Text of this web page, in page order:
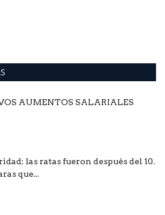
AUMENTOS SALARIALES
las ratas fueron después del 10.
que...